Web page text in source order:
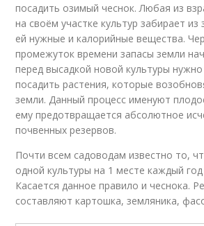
посадить озимый чеснок. Любая из
на своём участке культур забирает
ей нужные и калорийные вещества.
промежуток времени запасы земли
перед высадкой новой культуры
посадить растения, которые
земли. Данный процесс именуют
ему предотвращается абсолютное
почвенных резервов.
Почти всем садоводам известно то,
одной культуры на 1 месте каждый
Касается данное правило и чеснока.
составляют картошка, земляника,